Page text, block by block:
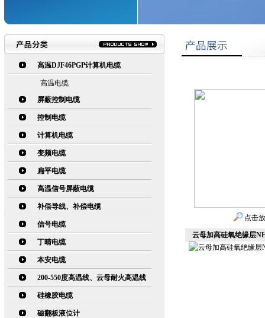
高温DJF46PGP计算机电缆
高温电缆
屏蔽控制电缆
控制电缆
计算机电缆
变频电缆
扁平电缆
高温信号屏蔽电缆
补偿导线、补偿电缆
信号电缆
丁晴电缆
本安电缆
200-550度高温线、云母耐火高温线
硅橡胶电缆
磁翻板液位计
点击
云母加高硅氧绝缘层